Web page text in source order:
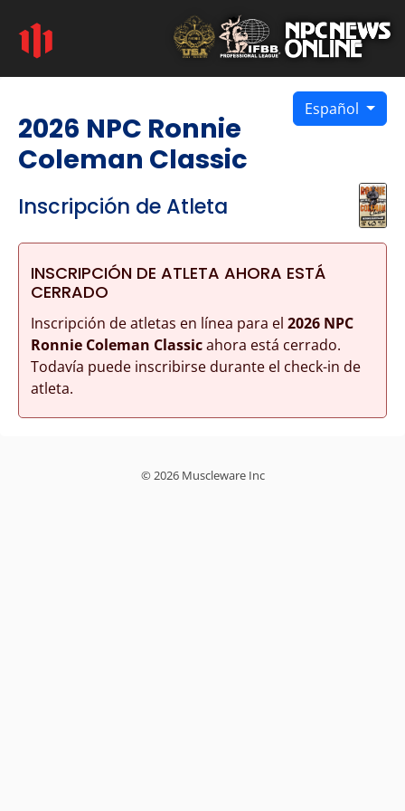
Español
2026 NPC Ronnie
Coleman Classic
Inscripción de Atleta
INSCRIPCIÓN DE ATLETA AHORA ESTÁ
CERRADO
Inscripción de atletas en línea para el 2026 NPC
Ronnie Coleman Classicahora está cerrado.
Todavía puede inscribirse durante el check-in de
atleta.
© 2026 Muscleware Inc